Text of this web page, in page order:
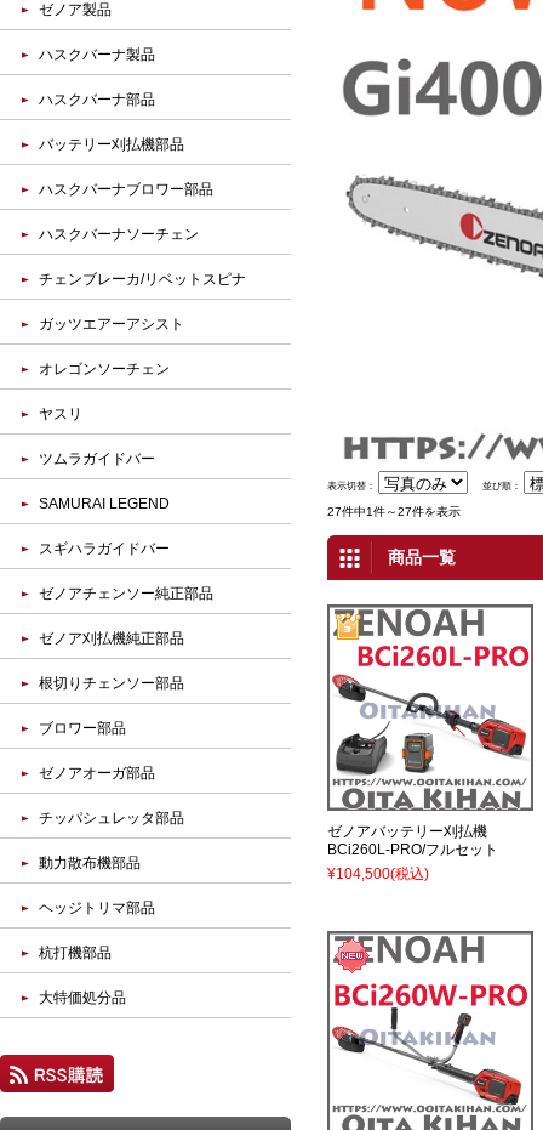
表示切替： 並び順：
27件中1件～27件を表示
商品一覧
ゼノアバッテリー刈払機
BCi260L-PRO/フルセット
¥104,500(税込)
ゼノア製品
ハスクバーナ製品
ハスクバーナ部品
バッテリー刈払機部品
ハスクバーナブロワー部品
ハスクバーナソーチェン
チェンブレーカ/リベットスピナ
ガッツエアーアシスト
オレゴンソーチェン
ヤスリ
ツムラガイドバー
SAMURAI LEGEND
スギハラガイドバー
ゼノアチェンソー純正部品
ゼノア刈払機純正部品
根切りチェンソー部品
ブロワー部品
ゼノアオーガ部品
チッパシュレッタ部品
動力散布機部品
ヘッジトリマ部品
杭打機部品
大特価処分品